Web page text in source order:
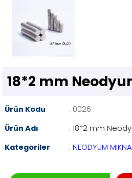
18*2 mm
Ürün Kodu
: 0026
Ürün Adı
: 18*2 mm
Kategoriler
: NEODYUM